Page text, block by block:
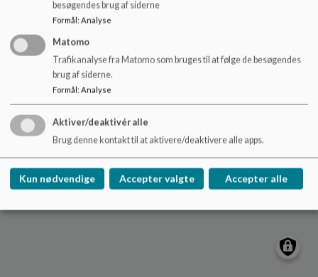
Skolevej 21, V. Sottrup
nydamskolen@sonderborg.dk
88724391
/tilgaengelighedserklaering
Sitemap
Cookie politik
besøgendes brug af siderne
Formål: Analyse
Matomo
Trafikanalyse fra Matomo som bruges til at følge de besøgendes
brug af siderne.
Formål: Analyse
Aktiver/deaktivér alle
Brug denne kontakt til at aktivere/deaktivere alle apps.
Kun nødvendige Accepter valgte Accepter alle